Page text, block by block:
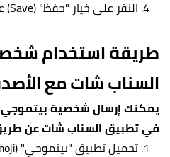
النقر على خيار "حفظ" (Save) عند الانتهاء.
طريقة استخدام
السناب شات مع
يمكنك إرسال شخصية بيتموجي
في تطبيق السناب شات عن طريق
تحميل تطبيق "بيتموجي" (Bitmoji)، وإنشاء حساب فيه.